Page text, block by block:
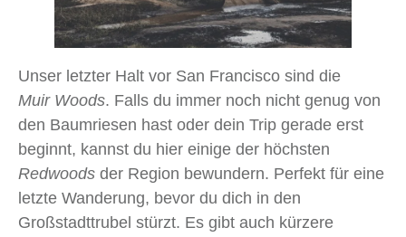
Unser letzter Halt vor San Francisco sind die
Muir Woods. Falls du immer noch nicht genug von
den Baumriesen hast oder dein Trip gerade erst
beginnt, kannst du hier einige der höchsten
Redwoods der Region bewundern. Perfekt für eine
letzte Wanderung, bevor du dich in den
Großstadttrubel stürzt. Es gibt auch kürzere